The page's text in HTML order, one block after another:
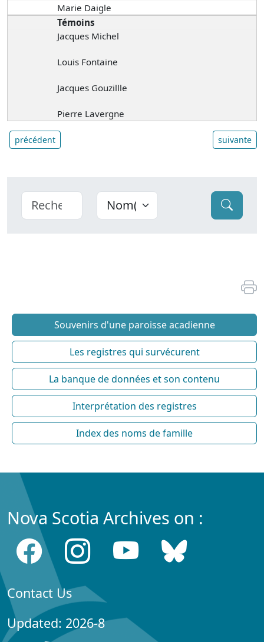
Marie Daigle
Témoins
Jacques Michel
Louis Fontaine
Jacques Gouzillle
Pierre Lavergne
précédent suivante
Souvenirs d'une paroisse acadienne
Les registres qui survécurent
La banque de données et son contenu
Interprétation des registres
Index des noms de famille
Nova Scotia Archives on :
Contact Us
Updated: 2026-8